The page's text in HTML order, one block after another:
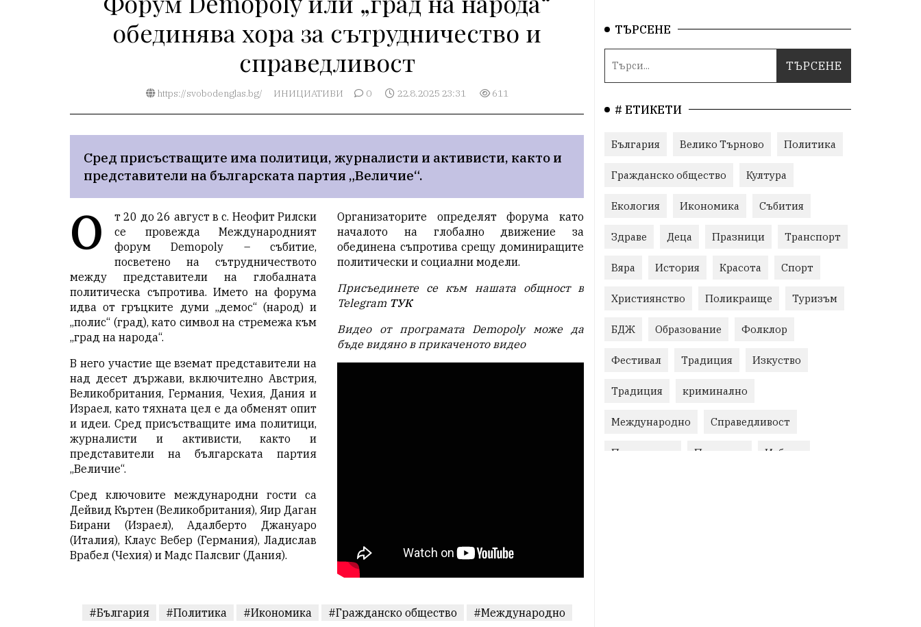
обединява хора за сътрудничество и
справедливост
https://svobodenglas.bg/ ИНИЦИАТИВИ 0 22.8.2025 23:31 611
Сред присъстващите има политици, журналисти и активисти, както и
представители на българската партия „Величие“.
О
т 20 до 26 август в с. Неофит Рилски
се провежда Международният
форум Demopoly – събитие,
посветено на сътрудничеството
между представители на глобалната
политическа съпротива. Името на форума
идва от гръцките думи „демос“ (народ) и
„полис“ (град), като символ на стремежа към
„град на народа“.
В него участие ще вземат представители на
над десет държави, включително Австрия,
Великобритания, Германия, Чехия, Дания и
Израел, като тяхната цел е да обменят опит
и идеи. Сред присъстващите има политици,
журналисти и активисти, както и
представители на българската партия
„Величие“.
Сред ключовите международни гости са
Дейвид Къртен (Великобритания), Яир Даган
Бирани (Израел), Адалберто Джануаро
(Италия), Клаус Вебер (Германия), Ладислав
Врабел (Чехия) и Мадс Палсвиг (Дания).
Организаторите определят форума като
началото на глобално движение за
обединена съпротива срещу доминиращите
политически и социални модели.
Присъединете се към нашата общност в
Telegram ТУК
Видео от програмата Demopoly може да
бъде видяно в прикаченото видео
#България #Политика #Икономика #Гражданско общество #Международно
ТЪРСЕНЕ
# ЕТИКЕТИ
България Велико Търново Политика
Гражданско общество Култура
Екология Икономика Събития
Здраве Деца Празници Транспорт
Вяра История Красота Спорт
Християнство Поликраище Туризъм
БДЖ Образование Фолклор
Фестивал Традиция Изкуство
Традиция криминално
Международно Справедливост
Правосъдие Протести Избори